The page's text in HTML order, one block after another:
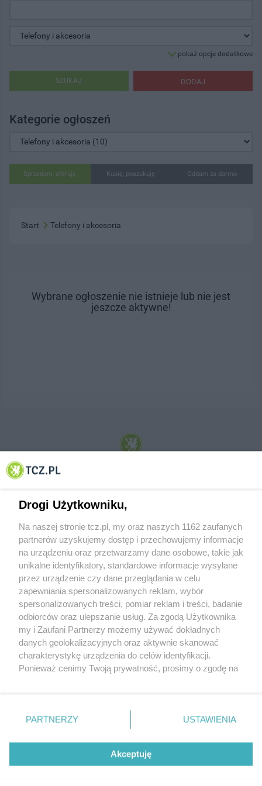
pokaż opcje dodatkowe
DODAJ
SZUKAJ
Kategorie ogłoszeń
Sprzedam, oferuję Kupię, poszukuję Oddam za darmo
Start Telefony i akcesoria
Wybrane ogłoszenie nie istnieje lub nie jest
jeszcze aktywne!
© 2001-2026 Tczew - TCZ.PL Sp. z o.o. Internetowy Serwis Informacyjny Miasta
O FIRMIE POLITYKA PRYWATNOŚCI HOSTING
REKLAMA WSPÓŁPRACA RSS FACEBOOK KONTAKT
Nasze serwisy
Aktualności
Tcz24
Historia miasta
Muzyka i kultura
Archiwum wydarzeń
Zdjęcia miasta
Drogi Użytkowniku,
Na naszej stronie tcz.pl, my oraz naszych 1162 zaufanych
partnerów uzyskujemy dostęp i przechowujemy informacje
na urządzeniu oraz przetwarzamy dane osobowe, takie jak
unikalne identyfikatory, standardowe informacje wysyłane
przez urządzenie czy dane przeglądania w celu
zapewniania spersonalizowanych reklam, wybór
spersonalizowanych treści, pomiar reklam i treści, badanie
odbiorców oraz ulepszanie usług. Za zgodą Użytkownika
my i Zaufani Partnerzy możemy używać dokładnych
danych geolokalizacyjnych oraz aktywnie skanować
charakterystykę urządzenia do celów identyfikacji.
Ponieważ cenimy Twoją prywatność, prosimy o zgodę na
znajdujący się w lewym dolnym rogu strony
. Niektóre
przetwarzaniu. Preferencje będą miały zastosowania tylko
PARTNERZY USTAWIENIA
Akceptuję